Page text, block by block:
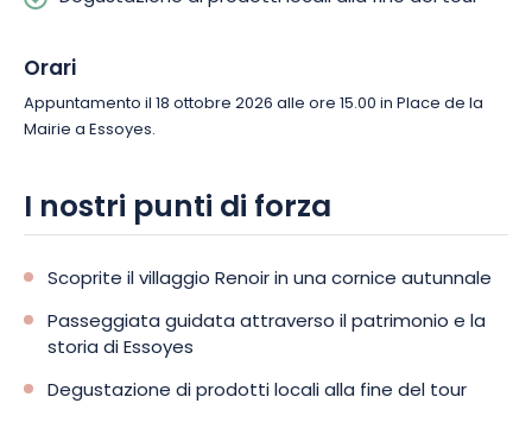
sapori locali.
Orari
Appuntamento il 18 ottobre 2026 alle ore 15.00 in Place de la
Mairie a Essoyes.
I nostri punti di forza
Scoprite il villaggio Renoir in una cornice autunnale
Passeggiata guidata attraverso il patrimonio e la
storia di Essoyes
Degustazione di prodotti locali alla fine del tour